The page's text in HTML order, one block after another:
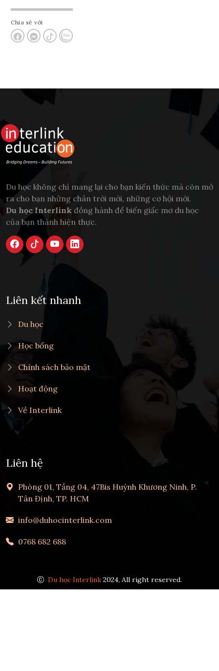
Chia sẻ với
Du học không chỉ mang lại cho bạn kiến thức mà còn mở
ra cho bạn những chân trời mới, những cơ hội mới.
Du học Interlink đồng hành để biến giấc mơ du học
của bạn thành hiện thực.
Liên kết nhanh
Du học
Học bổng
Chính sách bảo mật
Hoạt động
Về Interlink
Liên hệ
Phòng 01, Tầng 04, 47Bis Huỳnh Khương Ninh, P.
Tân Định, TP. HCM
info@duhocinterlink.com
0768 682 688
Du học Interlink 2024, All right reserved.